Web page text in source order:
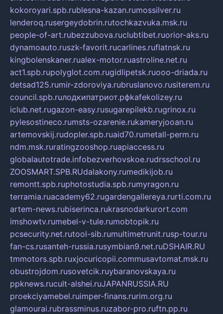
kokoroyari.spb.rublesna-kazan.rumossilver.ru
lenderoq.rusergeydobrin.rutochkazvuka.msk.ru
people-of-art.rubezzubova.ruclubtibet.ruorior-aks.ru
dynamoauto.ruszk-favorit.rucarlines.ruflatnsk.ru
kingbolenskaner.rualex-motor.ruastroline.net.ru
act1.spb.rupolyglot.com.rugidlipetsk.ruooo-driada.ru
detsad125.rumir-zdoroviya.rubruslanovo.rusiterem.ru
council.spb.ruлодкипатриот.рфkafekolizey.ru
iclub.net.rugazon-easy.rusugarepilekb.rugrinox.ru
pylesostineco.rumsts-ozarenie.rukameryjooan.ru
artemovskij.rudopler.spb.ruaid70.rumetall-perm.ru
ndm.msk.ruratingzooshop.ruapiaccess.ru
globalautotrade.infobezverhovskoe.rudrsschool.ru
ZOOSMART.SPB.RUdalakony.rumedikijob.ru
remontt.spb.ruphotostudia.spb.rumyragon.ru
terramia.ruacademy62.rugardengallereya.rurti.com.ru
artem-news.rubiserinca.rukrasnodarkurort.com
imshowtv.rumebel-v-tule.rumobtopik.ru
pcsecurity.net.rutool-sib.rumultimetrunit.rusp-tour.ru
fan-cs.rusanteh-russia.rusymbian9.net.ruDSHAIR.RU
tmmotors.spb.ruxjocuricopii.commusavtomat.msk.ru
obustrojdom.rusovetcik.ruybaranovskaya.ru
ppknews.rucult-alshei.ruJAPANRUSSIA.RU
proekciyamebel.ruimper-finans.rurim.org.ru
glamourai.rubrassminus.ruzabor-pro.ruftn.pp.ru